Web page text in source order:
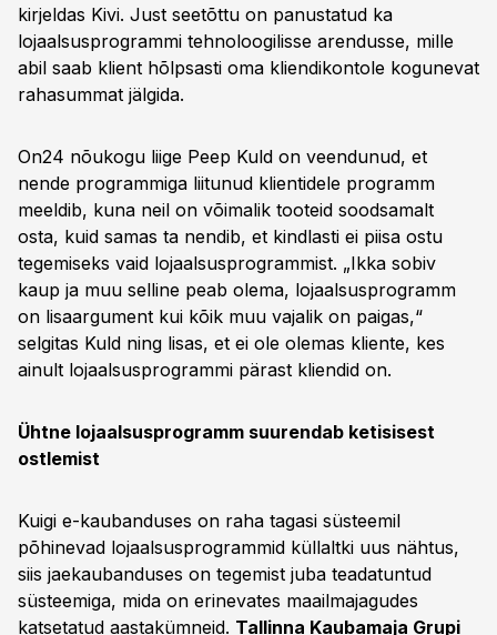
kirjeldas Kivi. Just seetõttu on panustatud ka
lojaalsusprogrammi tehnoloogilisse arendusse, mille
abil saab klient hõlpsasti oma kliendikontole kogunevat
rahasummat jälgida.
On24 nõukogu liige Peep Kuld on veendunud, et
nende programmiga liitunud klientidele programm
meeldib, kuna neil on võimalik tooteid soodsamalt
osta, kuid samas ta nendib, et kindlasti ei piisa ostu
tegemiseks vaid lojaalsusprogrammist. „Ikka sobiv
kaup ja muu selline peab olema, lojaalsusprogramm
on lisaargument kui kõik muu vajalik on paigas,“
selgitas Kuld ning lisas, et ei ole olemas kliente, kes
ainult lojaalsusprogrammi pärast kliendid on.
Ühtne lojaalsusprogramm suurendab ketisisest
ostlemist
Kuigi e-kaubanduses on raha tagasi süsteemil
põhinevad lojaalsusprogrammid küllaltki uus nähtus,
siis jaekaubanduses on tegemist juba teadatuntud
süsteemiga, mida on erinevates maailmajagudes
katsetatud aastakümneid. Tallinna Kaubamaja Grupi